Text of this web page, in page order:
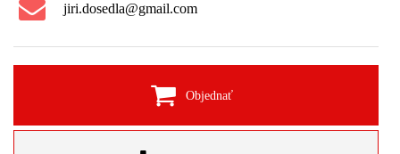
jiri.dosedla@gmail.com
Objednať